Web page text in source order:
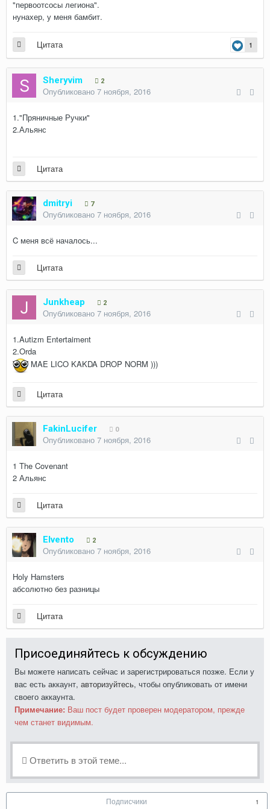
"первоотсосы легиона".
нунахер, у меня бамбит.
1
Цитата
Sheryvim 2
Опубликовано 7 ноября, 2016
1."Пряничные Ручки"
2.Альянс
Цитата
dmitryi 7
Опубликовано 7 ноября, 2016
C меня всё началось...
Цитата
Junkheap 2
Опубликовано 7 ноября, 2016
1.Autizm Entertaiment
2.Orda
MAE LICO KAKDA DROP NORM )))
Цитата
FakinLucifer 0
Опубликовано 7 ноября, 2016
1 The Covenant
2 Альянс
Цитата
Elvento 2
Опубликовано 7 ноября, 2016
Holy Hamsters
абсолютно без разницы
Цитата
Присоединяйтесь к обсуждению
Вы можете написать сейчас и зарегистрироваться позже. Если у
вас есть аккаунт, авторизуйтесь, чтобы опубликовать от имени
своего аккаунта.
Примечание: Ваш пост будет проверен модератором, прежде
чем станет видимым.
Ответить в этой теме...
Подписчики 1